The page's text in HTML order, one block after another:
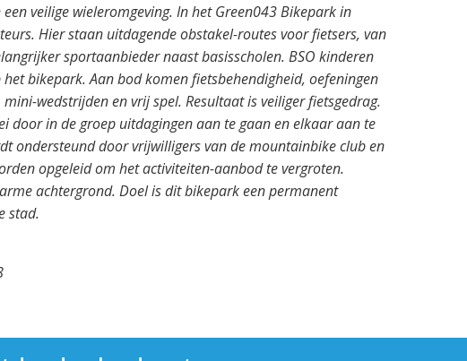
veilige wieleromgeving. In het Green043 Bikepark in
Hier staan uitdagende obstakel-routes voor fietsers, van
sportaanbieder naast basisscholen. BSO kinderen
bikepark. Aan bod komen fietsbehendigheid, oefeningen
wedstrijden en vrij spel. Resultaat is veiliger fietsgedrag.
door in de groep uitdagingen aan te gaan en elkaar aan te
ondersteund door vrijwilligers van de mountainbike club en
opgeleid om het activiteiten-aanbod te vergroten.
achtergrond. Doel is dit bikepark een permanent
stad.